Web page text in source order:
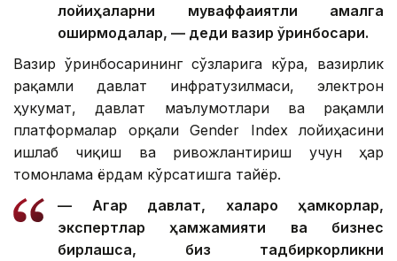
лойиҳаларни муваффақиятли амалга
оширмоқдалар, — деди вазир ўринбосари.
Вазир ўринбосарининг сўзларига кўра, вазирлик
рақамли давлат инфратузилмаси, электрон
ҳукумат, давлат маълумотлари ва рақамли
платформалар орқали Gender Index лойиҳасини
ишлаб чиқиш ва ривожлантириш учун ҳар
томонлама ёрдам кўрсатишга тайёр.
— Агар давлат, халқаро ҳамкорлар,
экспертлар ҳамжамияти ва бизнес
бирлашса, биз тадбиркорликни